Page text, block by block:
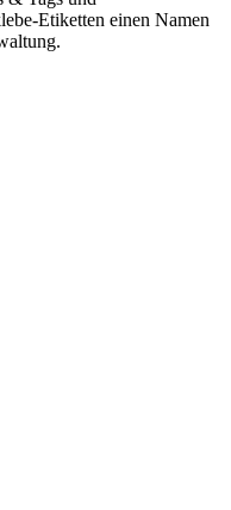
Etiketten einen Namen